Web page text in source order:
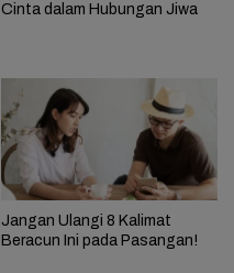
Cinta dalam Hubungan Jiwa
Jangan Ulangi 8 Kalimat
Beracun Ini pada Pasangan!